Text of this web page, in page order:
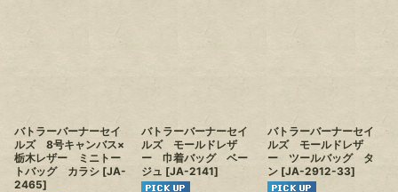
バトラーバーナーセイ
ルズ 8号キャンバス×
栃木レザー ミニトー
トバッグ カラシ [JA-
2465]
バトラーバーナーセイ
ルズ モールドレザ
ー 巾着バッグ ベー
ジュ [JA-2141]
バトラーバーナーセイ
ルズ モールドレザ
ー ツールバッグ タ
ン [JA-2912-33]